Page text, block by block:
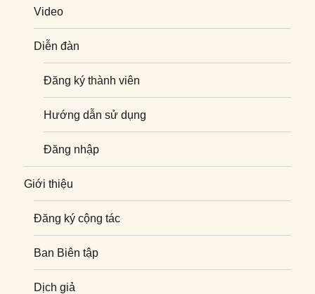
Video
Diễn đàn
Đăng ký thành viên
Hướng dẫn sử dụng
Đăng nhập
Giới thiệu
Đăng ký cộng tác
Ban Biên tập
Dịch giả